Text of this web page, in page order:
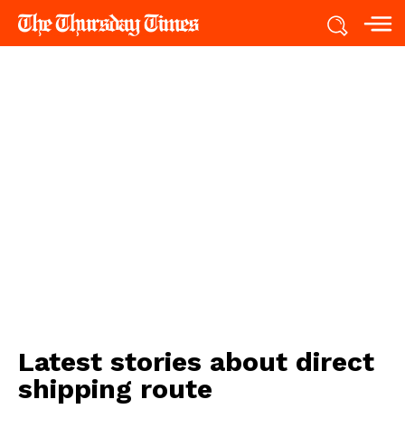
Latest stories about direct
shipping route